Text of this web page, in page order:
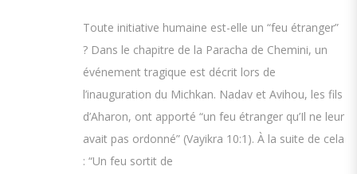
Toute initiative humaine est-elle un “feu étranger”
? Dans le chapitre de la Paracha de Chemini, un
événement tragique est décrit lors de
l’inauguration du Michkan. Nadav et Avihou, les fils
d’Aharon, ont apporté “un feu étranger qu’Il ne leur
avait pas ordonné” (Vayikra 10:1). À la suite de cela
: “Un feu sortit de